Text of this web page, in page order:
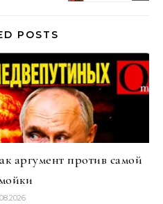
POSTS
аргумент против самой